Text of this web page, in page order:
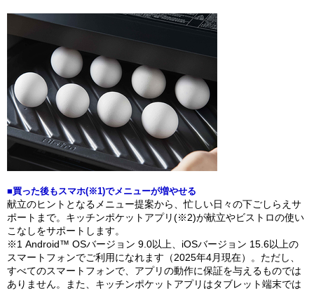
■買った後もスマホ(※1)でメニューが増やせる
献立のヒントとなるメニュー提案から、忙しい日々の下ごしらえサ
ポートまで。キッチンポケットアプリ(※2)が献立やビストロの使い
こなしをサポートします。
※1 Android™ OSバージョン 9.0以上、iOSバージョン 15.6以上の
スマートフォンでご利用になれます（2025年4月現在）。ただし、
すべてのスマートフォンで、アプリの動作に保証を与えるものでは
ありません。また、キッチンポケットアプリはタブレット端末では